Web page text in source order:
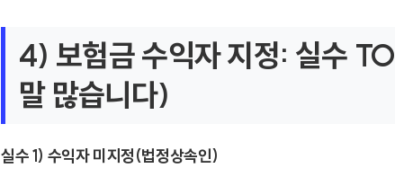
4) 보험금 수익자 지정: 실수
말 많습니다)
실수 1) 수익자 미지정(법정상속인)